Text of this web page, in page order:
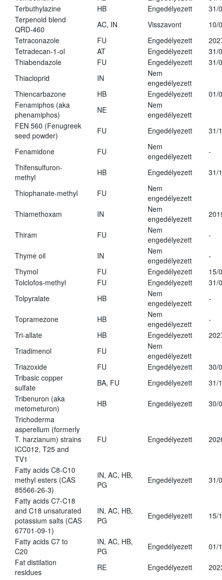
Terbuthylazine
HB Engedélyezett
31/
Terpenoid blend
QRD-460
AC, IN Visszavont
10/
Tetraconazole
FU Engedélyezett
Tetradecan-1-ol
AT Engedélyezett
31/
Thiabendazole
FU Engedélyezett
31/
Thiacloprid
IN
Nem
engedélyezett
Thiencarbazone
HB Engedélyezett
01/
Fenamiphos (aka
phenamiphos)
NE
Nem
engedélyezett
FEN 560 (Fenugreek
seed powder)
FU Engedélyezett 31/
Fenamidone FU
Nem
engedélyezett
-
Thifensulfuron-
methyl
HB Engedélyezett 31/
Thiophanate-methyl FU
Nem
engedélyezett
Thiamethoxam
IN
Nem
engedélyezett
Thiram FU
Nem
engedélyezett
-
Thyme oil IN
Nem
engedélyezett
-
Thymol
FU Engedélyezett
15/
Tolclofos-methyl
FU Engedélyezett
31/
Tolpyralate
HB
Nem
engedélyezett
-
Topramezone HB
Nem
engedélyezett
-
Tri-allate
HB Engedélyezett
Triadimenol
FU
Nem
engedélyezett
Triazoxide
FU Engedélyezett
30/
Tribasic copper
sulfate
BA, FU Engedélyezett
31/
Tribenuron (aka
metometuron)
HB Engedélyezett
30/
Trichoderma
asperellum (formerly
T. harzianum) strains
ICC012, T25 and
TV1
FU Engedélyezett
Fatty acids C8-C10
methyl esters (CAS
85566-26-3)
IN, AC, HB,
PG
Engedélyezett 31/
Fatty acids C7-C18
and C18 unsaturated
potassium salts (CAS
67701-09-1)
IN, AC, HB,
PG
Engedélyezett 15/
Fatty acids C7 to
C20
IN, AC, HB,
PG
Engedélyezett
01/
Fat distilation
residues
RE Engedélyezett